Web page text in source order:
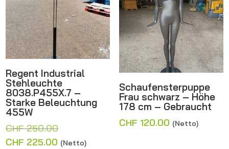
Regent Industrial
Stehleuchte
8038.P455X.7 –
Starke Beleuchtung
455W
CHF250.00Ursprünglicher
Preis
CHF 225.00 Aktueller
(Netto)
Schaufensterpuppe
Frau schwarz – Höhe
178 cm – Gebraucht
CHF 120.00 (Netto)